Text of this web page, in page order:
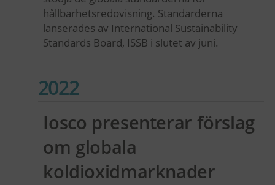
hållbarhetsredovisning. Standarderna
lanserades av International Sustainability
Standards Board, ISSB i slutet av juni.
2022
Iosco presenterar förslag
om globala
koldioxidmarknader